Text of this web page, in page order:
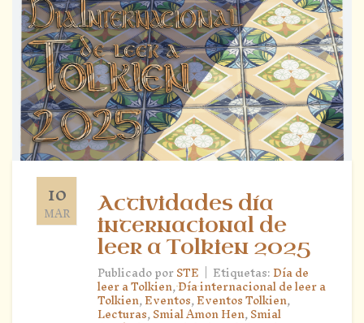
10
MAR
Actividades día
internacional de
leer a Tolkien 2025
Publicado porSTE | Etiquetas:Día de
leer a Tolkien,Día internacional de leer a
Tolkien,Eventos,Eventos Tolkien,
Lecturas,Smial Amon Hen,Smial